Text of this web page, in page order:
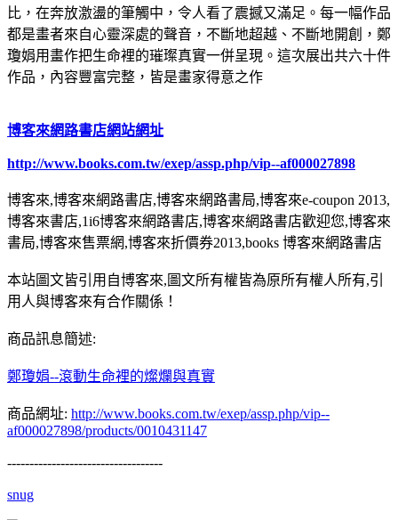
比，在奔放激盪的筆觸中，令人看了震撼又滿足。每一幅作品
都是畫者來自心靈深處的聲音，不斷地超越、不斷地開創，鄭
瓊娟用畫作把生命裡的璀璨真實一併呈現。這次展出共六十件
作品，內容豐富完整，皆是畫家得意之作
博客來網路書店網站網址
http://www.books.com.tw/exep/assp.php/vip--af000027898
博客來,博客來網路書店,博客來網路書局,博客來e-coupon 2013,
博客來書店,1i6博客來網路書店,博客來網路書店歡迎您,博客來
書局,博客來售票網,博客來折價券2013,books 博客來網路書店
本站圖文皆引用自博客來,圖文所有權皆為原所有權人所有,引
用人與博客來有合作關係！
商品訊息簡述:
鄭瓊娟--滾動生命裡的燦爛與真實
商品網址: http://www.books.com.tw/exep/assp.php/vip--
af000027898/products/0010431147
-----------------------------------
snug